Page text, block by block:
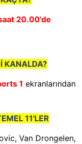
20.00'de
KANALDA?
1 ekranlarından
11'LER
Van Drongelen,